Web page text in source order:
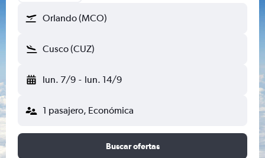
Orlando (MCO)
Cusco (CUZ)
lun. 7/9 - lun. 14/9
1 pasajero, Económica
Buscar ofertas